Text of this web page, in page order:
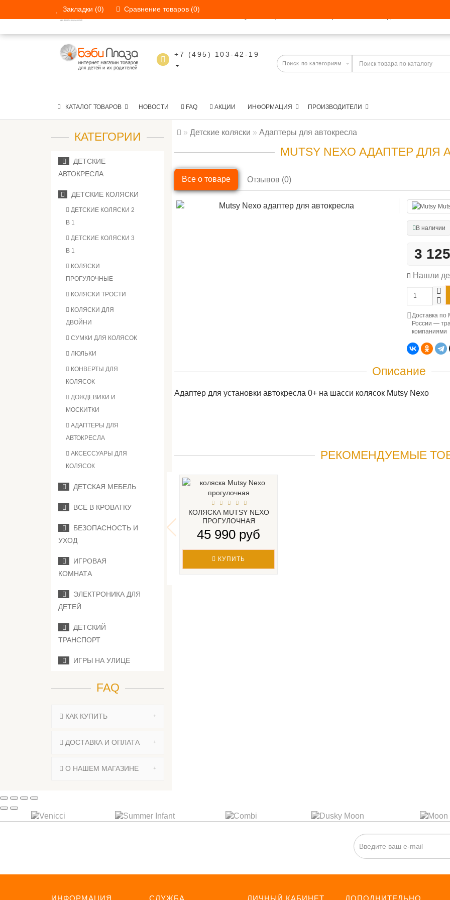
Закладки (0) Сравнение товаров (0)
+7 (495) 103-42-19
КАТАЛОГ ТОВАРОВ НОВОСТИ FAQ АКЦИИ ИНФОРМАЦИЯ ПРОИЗВОДИТЕЛИ
КАТЕГОРИИ
ДЕТСКИЕ
АВТОКРЕСЛА
ДЕТСКИЕ КОЛЯСКИ
ДЕТСКИЕ КОЛЯСКИ 2
В 1
ДЕТСКИЕ КОЛЯСКИ 3
В 1
КОЛЯСКИ
ПРОГУЛОЧНЫЕ
КОЛЯСКИ ТРОСТИ
КОЛЯСКИ ДЛЯ
ДВОЙНИ
СУМКИ ДЛЯ КОЛЯСОК
ЛЮЛЬКИ
КОНВЕРТЫ ДЛЯ
КОЛЯСОК
ДОЖДЕВИКИ И
МОСКИТКИ
АДАПТЕРЫ ДЛЯ
АВТОКРЕСЛА
АКСЕССУАРЫ ДЛЯ
КОЛЯСОК
ДЕТСКАЯ МЕБЕЛЬ
ВСЕ В КРОВАТКУ
БЕЗОПАСНОСТЬ И
УХОД
ИГРОВАЯ
КОМНАТА
ЭЛЕКТРОНИКА ДЛЯ
ДЕТЕЙ
ДЕТСКИЙ
ТРАНСПОРТ
ИГРЫ НА УЛИЦЕ
FAQ
КАК КУПИТЬ
ДОСТАВКА И ОПЛАТА
О НАШЕМ МАГАЗИНЕ
Детские коляски Адаптеры для автокресла
MUTSY NEXO АДАПТЕР ДЛЯ
Все о товаре Отзывов (0)
В наличии
3
Нашли
Доставка по
России —
компаниями
Описание
Адаптер для установки автокресла 0+ на шасси колясок Mutsy Nexo
РЕКОМЕНДУЕМЫЕ
КОЛЯСКА MUTSY NEXO
ПРОГУЛОЧНАЯ
45 990 руб
КУПИТЬ
ИНФОРМАЦИЯ СЛУЖБА ЛИЧНЫЙ КАБИНЕТ ДОПОЛНИТЕЛЬНО